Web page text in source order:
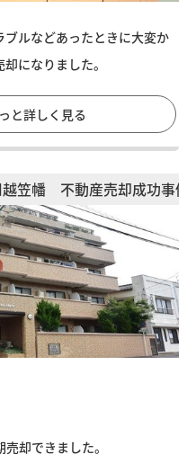
ルなどあったときに大変か
になりました。
と詳しく見る
笠幡 不動産売却成功事
却できました。